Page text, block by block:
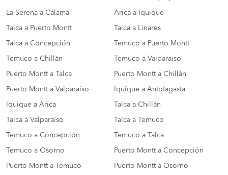
La Serena a Calama Arica a Iquique
Talca a Puerto Montt Talca a Linares
Talca a Concepción Temuco a Puerto Montt
Temuco a Chillán Temuco a Valparaiso
Puerto Montt a Talca Puerto Montt a Chillán
Puerto Montt a Valparaiso Iquique a Antofagasta
Iquique a Arica Talca a Chillán
Talca a Valparaíso Talca a Temuco
Temuco a Concepción Temuco a Talca
Temuco a Osorno Puerto Montt a Concepción
Puerto Montt a Temuco Puerto Montt a Osorno